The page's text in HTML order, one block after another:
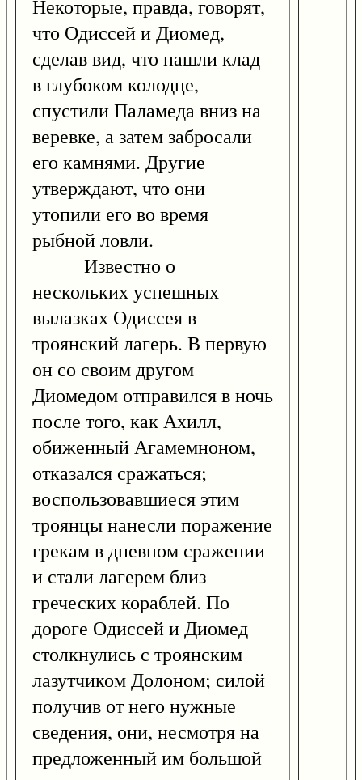
Некоторые, правда, говорят,
что Одиссей и Диомед,
сделав вид, что нашли клад
в глубоком колодце,
спустили Паламеда вниз на
веревке, а затем забросали
его камнями. Другие
утверждают, что они
утопили его во время
рыбной ловли.
Известно о
нескольких успешных
вылазках Одиссея в
троянский лагерь. В первую
он со своим другом
Диомедом отправился в ночь
после того, как Ахилл,
обиженный Агамемноном,
отказался сражаться;
воспользовавшиеся этим
троянцы нанесли поражение
грекам в дневном сражении
и стали лагерем близ
греческих кораблей. По
дороге Одиссей и Диомед
столкнулись с троянским
лазутчиком Долоном; силой
получив от него нужные
сведения, они, несмотря на
предложенный им большой